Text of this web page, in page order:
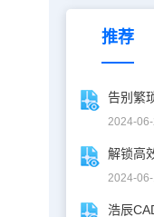
推荐
2024-
2024-